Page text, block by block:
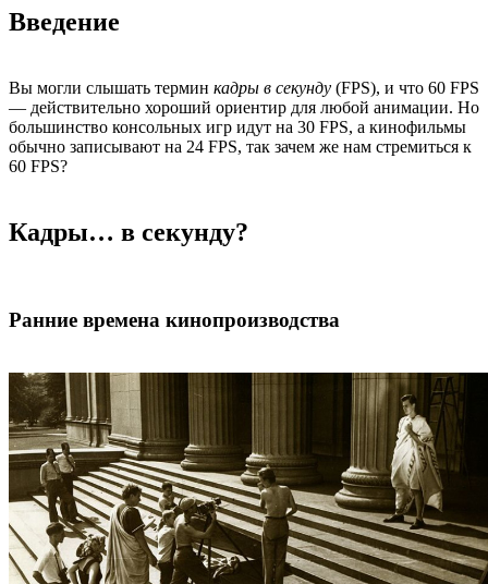
Введение
Вы могли слышать термин кадры в секунду (FPS), и что 60 FPS
— действительно хороший ориентир для любой анимации. Но
большинство консольных игр идут на 30 FPS, а кинофильмы
обычно записывают на 24 FPS, так зачем же нам стремиться к
60 FPS?
Кадры… в секунду?
Ранние времена кинопроизводства